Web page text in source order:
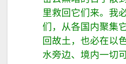
里救回它们来。我
们，从各国内聚集
回故土，也必在以
水旁边、境内一切